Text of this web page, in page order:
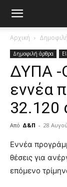
Αρχική
Δημοφιλή άρθρα
ΔΥΠΑ -
εννέα
32.120
Από Δ&Π - 28
blonde
lesbians
hot
Εννέα
θέσεις για
επόμενο